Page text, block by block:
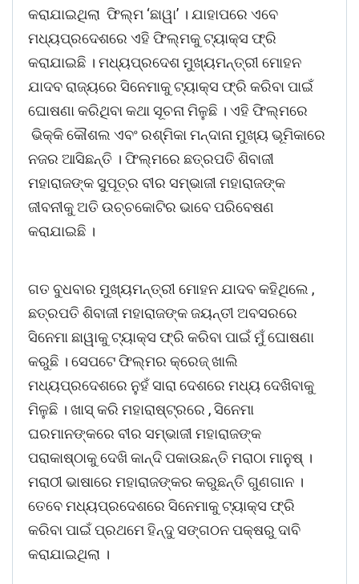
କରାଯାଇଥିଲା ଫିଲ୍ମ ‘ଛାୱା’ । ଯାହାପରେ ଏବେ
ମଧ୍ୟପ୍ରଦେଶରେ ଏହି ଫିଲ୍ମକୁ ଟ୍ୟାକ୍ସ ଫ୍ରି
କରାଯାଇଛି । ମଧ୍ୟପ୍ରଦେଶ ମୁଖ୍ୟମନ୍ତ୍ରୀ ମୋହନ
ଯାଦବ ରାଜ୍ୟରେ ସିନେମାକୁ ଟ୍ୟାକ୍ସ ଫ୍ରି କରିବା ପାଇଁ
ଘୋଷଣା କରିଥିବା କଥା ସୂଚନା ମିଳୁଛି । ଏହି ଫିଲ୍ମରେ
ଭିକ୍କି କୌଶଲ ଏବଂ ରଶ୍ମିକା ମନ୍ଦାନା ମୁଖ୍ୟ ଭୂମିକାରେ
ନଜର ଆସିଛନ୍ତି । ଫିଲ୍ମରେ ଛତ୍ରପତି ଶିବାଜୀ
ମହାରାଜଙ୍କ ସୁପୂତ୍ର ବୀର ସମ୍ଭାଜୀ ମହାରାଜଙ୍କ
ଜୀବନୀକୁ ଅତି ଉଚ୍ଚକୋଟିର ଭାବେ ପରିବେଷଣ
କରାଯାଇଛି ।
ଗତ ବୁଧବାର ମୁଖ୍ୟମନ୍ତ୍ରୀ ମୋହନ ଯାଦବ କହିଥିଲେ ,
ଛତ୍ରପତି ଶିବାଜୀ ମହାରାଜଙ୍କ ଜୟନ୍ତୀ ଅବସରରେ
ସିନେମା ଛାୱାକୁ ଟ୍ୟାକ୍ସ ଫ୍ରି କରିବା ପାଇଁ ମୁଁ ଘୋଷଣା
କରୁଛି । ସେପଟେ ଫିଲ୍ମର କ୍ରେଜ୍ ଖାଲି
ମଧ୍ୟପ୍ରଦେଶରେ ନୁହଁ ସାରା ଦେଶରେ ମଧ୍ୟ ଦେଖିବାକୁ
ମିଳୁଛି । ଖାସ୍ କରି ମହାରାଷ୍ଟ୍ରରେ , ସିନେମା
ଘରମାନଙ୍କରେ ବୀର ସମ୍ଭାଜୀ ମହାରାଜଙ୍କ
ପରାକାଷ୍ଠାକୁ ଦେଖି କାନ୍ଦି ପକାଉଛନ୍ତି ମରାଠା ମାନୁଷ୍ ।
ମରାଠୀ ଭାଷାରେ ମହାରାଜଙ୍କର କରୁଛନ୍ତି ଗୁଣଗାନ ।
ତେବେ ମଧ୍ୟପ୍ରଦେଶରେ ସିନେମାକୁ ଟ୍ୟାକ୍ସ ଫ୍ରି
କରିବା ପାଇଁ ପ୍ରଥମେ ହିନ୍ଦୁ ସଙ୍ଗଠନ ପକ୍ଷରୁ ଦାବି
କରାଯାଇଥିଲା ।